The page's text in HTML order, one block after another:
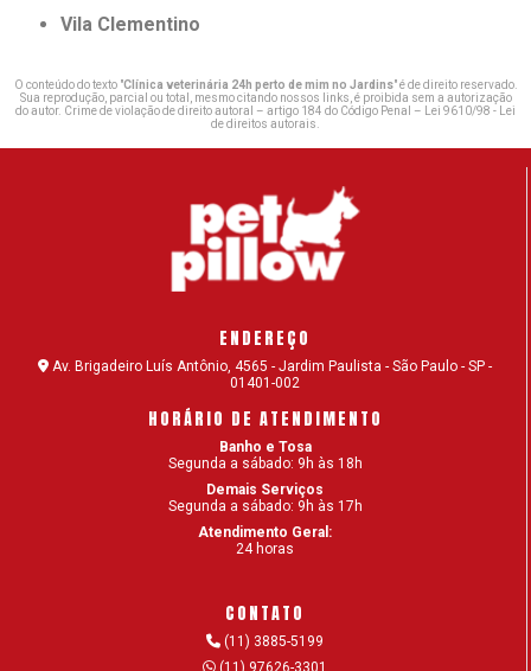
Vila Clementino
O conteúdo do texto "Clínica veterinária 24h perto de mim no Jardins" é de direito reservado.
Sua reprodução, parcial ou total, mesmo citando nossos links, é proibida sem a autorização
do autor. Crime de violação de direito autoral – artigo 184 do Código Penal –
Lei 9610/98 - Lei
de direitos autorais
ENDEREÇO
Av. Brigadeiro Luís Antônio, 4565 - Jardim Paulista - São Paulo - SP -
01401-002
HORÁRIO DE ATENDIMENTO
Banho e Tosa
Segunda a sábado: 9h às 18h
Demais Serviços
Segunda a sábado: 9h às 17h
Atendimento Geral:
24 horas
CONTATO
(11) 3885-5199
(11) 97626-3301